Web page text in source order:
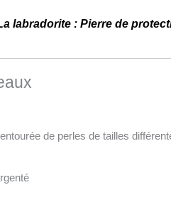
labradorite : Pierre de
de perles de tailles